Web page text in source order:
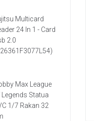
Multicard
24 In 1 - Card
2.0
Max League
Statua
1/7 Rakan 32